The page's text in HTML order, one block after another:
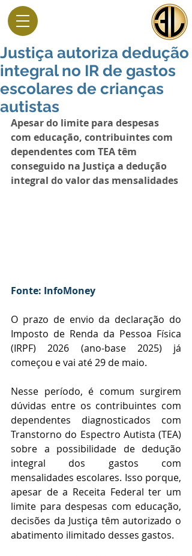
Justiça autoriza dedução
integral no IR de gastos
escolares de crianças
autistas
Apesar do limite para despesas
com educação, contribuintes com
dependentes com TEA têm
conseguido na Justiça a dedução
integral do valor das mensalidades
Fonte: InfoMoney
O prazo de envio da declaração do
Imposto de Renda da Pessoa Física
(IRPF) 2026 (ano-base 2025) já
começou e vai até 29 de maio.
Nesse período, é comum surgirem
dúvidas entre os contribuintes com
dependentes diagnosticados com
Transtorno do Espectro Autista (TEA)
sobre a possibilidade de dedução
integral dos gastos com
mensalidades escolares. Isso porque,
apesar de a Receita Federal ter um
limite para despesas com educação,
decisões da Justiça têm autorizado o
abatimento ilimitado desses gastos.